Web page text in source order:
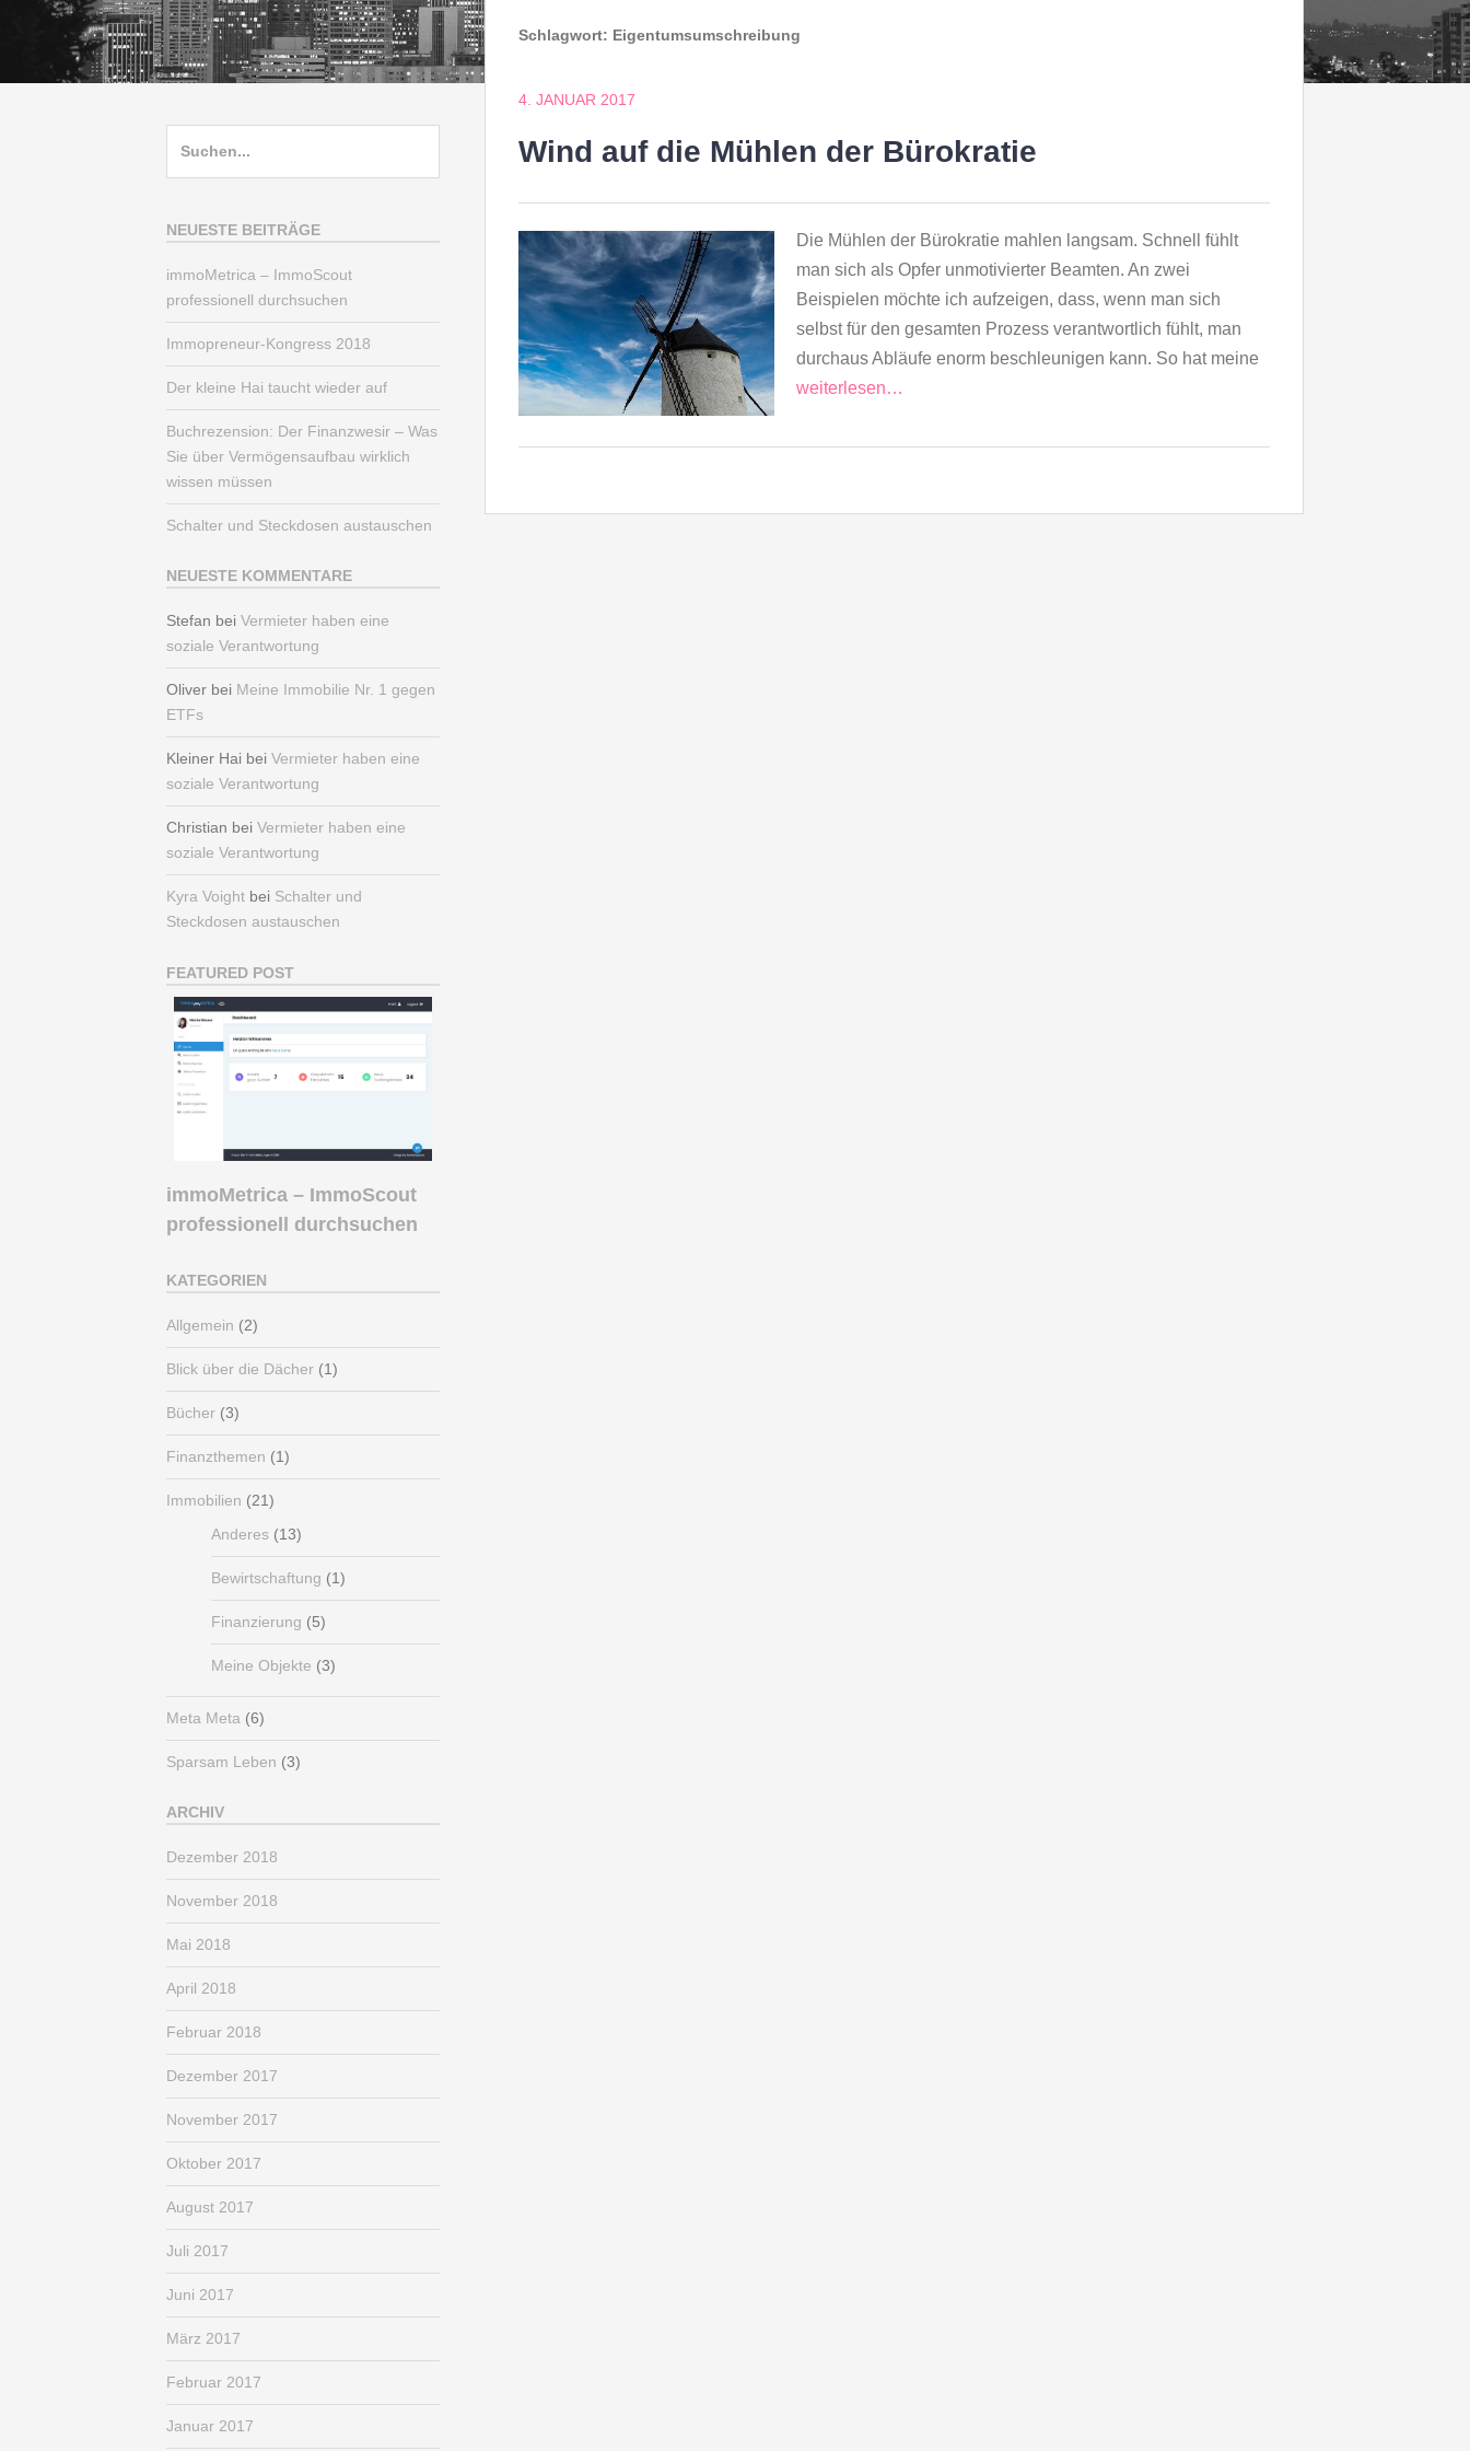
Schlagwort: Eigentumsumschreibung
4. JANUAR 2017
Wind auf die Mühlen der Bürokratie
Die Mühlen der Bürokratie mahlen langsam. Schnell fühlt
man sich als Opfer unmotivierter Beamten. An zwei
Beispielen möchte ich aufzeigen, dass, wenn man sich
selbst für den gesamten Prozess verantwortlich fühlt, man
durchaus Abläufe enorm beschleunigen kann. So hat meine
weiterlesen…
NEUESTE BEITRÄGE
immoMetrica – ImmoScout
professionell durchsuchen
Immopreneur-Kongress 2018
Der kleine Hai taucht wieder auf
Buchrezension: Der Finanzwesir – Was
Sie über Vermögensaufbau wirklich
wissen müssen
Schalter und Steckdosen austauschen
NEUESTE KOMMENTARE
Stefan bei Vermieter haben eine
soziale Verantwortung
Oliver bei Meine Immobilie Nr. 1 gegen
ETFs
Kleiner Hai bei Vermieter haben eine
soziale Verantwortung
Christian bei Vermieter haben eine
soziale Verantwortung
Kyra Voight bei Schalter und
Steckdosen austauschen
FEATURED POST
immoMetrica – ImmoScout
professionell durchsuchen
KATEGORIEN
Allgemein (2)
Blick über die Dächer (1)
Bücher (3)
Finanzthemen (1)
Immobilien (21)
Anderes (13)
Bewirtschaftung (1)
Finanzierung (5)
Meine Objekte (3)
Meta Meta (6)
Sparsam Leben (3)
ARCHIV
Dezember 2018
November 2018
Mai 2018
April 2018
Februar 2018
Dezember 2017
November 2017
Oktober 2017
August 2017
Juli 2017
Juni 2017
März 2017
Februar 2017
Januar 2017